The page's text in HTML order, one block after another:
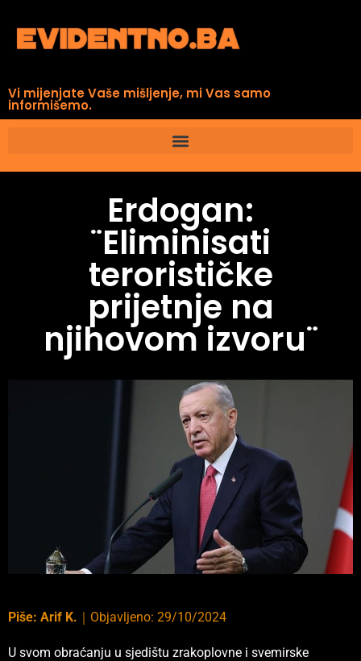
Vi mijenjate Vaše mišljenje, mi Vas samo
informišemo.
Erdogan:
¨Eliminisati
terorističke
prijetnje na
njihovom izvoru¨
Piše: Arif K. ｜ Objavljeno: 29/10/2024
U svom obraćanju u sjedištu zrakoplovne i svemirske